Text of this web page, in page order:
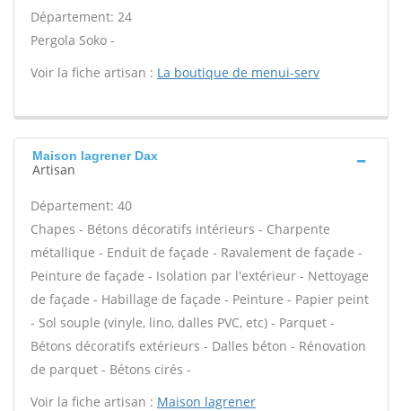
Département: 24
Pergola Soko -
Voir la fiche artisan : La boutique de menui-serv
Maison lagrener Dax
Artisan
Département: 40
Chapes - Bétons décoratifs intérieurs - Charpente
métallique - Enduit de façade - Ravalement de façade -
Peinture de façade - Isolation par l'extérieur - Nettoyage
de façade - Habillage de façade - Peinture - Papier peint
- Sol souple (vinyle, lino, dalles PVC, etc) - Parquet -
Bétons décoratifs extérieurs - Dalles béton - Rénovation
de parquet - Bétons cirés -
Voir la fiche artisan : Maison lagrener